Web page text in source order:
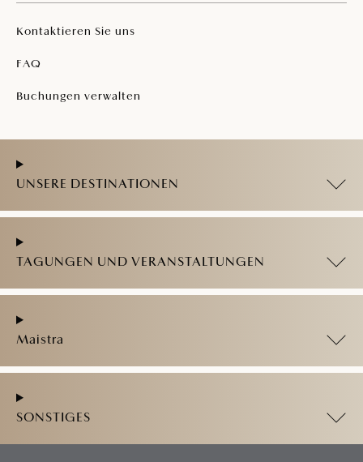
Kontaktieren Sie uns
FAQ
Buchungen verwalten
UNSERE DESTINATIONEN
TAGUNGEN UND VERANSTALTUNGEN
Maistra
SONSTIGES